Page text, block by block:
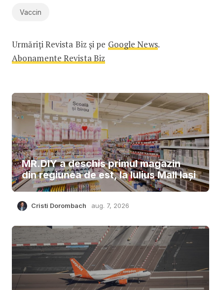
Vaccin
Urmăriți Revista Biz și pe Google News.
Abonamente Revista Biz
MR.DIY a deschis primul magazin
din regiunea de est, la Iulius Mall Iași
Cristi Dorombach aug. 7, 2026